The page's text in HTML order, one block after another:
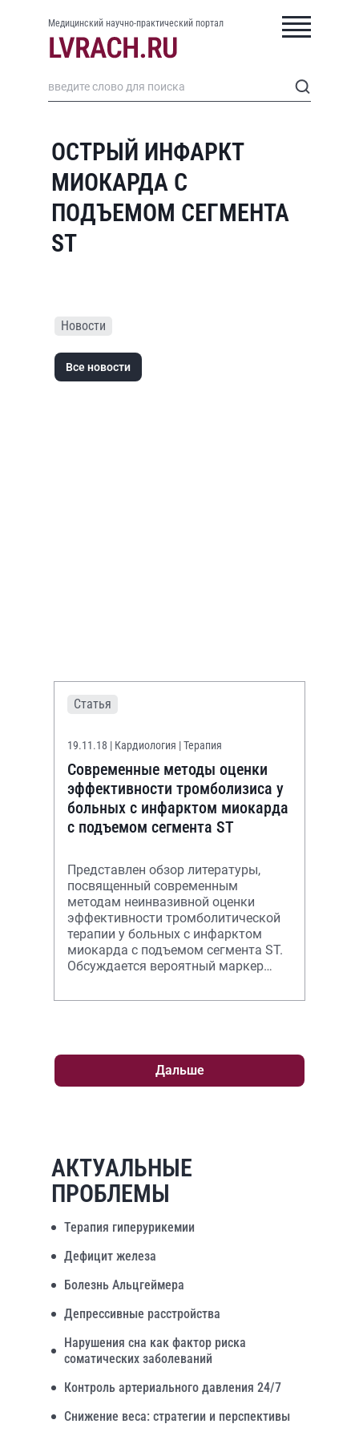
Медицинский научно-практический портал
ОСТРЫЙ ИНФАРКТ
МИОКАРДА С
ПОДЪЕМОМ СЕГМЕНТА
ST
Новости
Все новости
Статья
19.11.18 | Кардиология | Терапия
Современные методы оценки
эффективности тромболизиса у
больных с инфарктом миокарда
с подъемом сегмента ST
Представлен обзор литературы,
посвященный современным
методам неинвазивной оценки
эффективности тромболитической
терапии у больных с инфарктом
миокарда с подъемом сегмента ST.
Обсуждается вероятный маркер
— динамика измене
Дальше
АКТУАЛЬНЫЕ
ПРОБЛЕМЫ
Терапия гиперурикемии
Дефицит железа
Болезнь Альцгеймера
Депрессивные расстройства
Нарушения сна как фактор риска
соматических заболеваний
Контроль артериального давления 24/7
Снижение веса: стратегии и перспективы